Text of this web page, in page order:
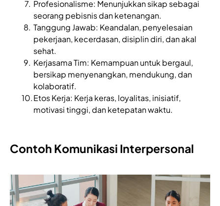
Profesionalisme: Menunjukkan sikap sebagai
seorang pebisnis dan ketenangan.
Tanggung Jawab: Keandalan, penyelesaian
pekerjaan, kecerdasan, disiplin diri, dan akal
sehat.
Kerjasama Tim: Kemampuan untuk bergaul,
bersikap menyenangkan, mendukung, dan
kolaboratif.
Etos Kerja: Kerja keras, loyalitas, inisiatif,
motivasi tinggi, dan ketepatan waktu.
Contoh Komunikasi Interpersonal